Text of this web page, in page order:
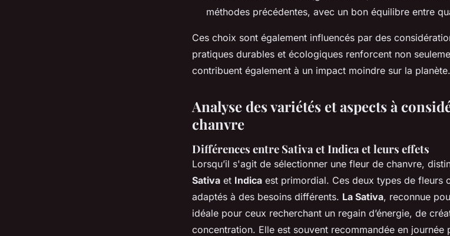
méthodes précédentes, avec un bon équilibre entre
Ces choix sont également influencés par des
pratiques durables et écologiques renforcent non
contribuent également à un impact moindre sur la planète.
Analyse des variétés et aspects à
chanvre
Différences entre Sativa et Indica et leurs effets
Lorsqu’il s'agit de sélectionner une fleur de chanvre,
Sativa et Indica est primordial. Ces deux types de fleurs
adaptés à des besoins différents. La Sativa, reconnue
idéale pour ceux recherchant un regain d’énergie, de
concentration. Elle est souvent recommandée en journée